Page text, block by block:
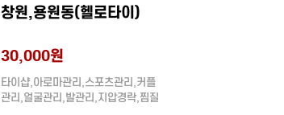
창원,용원동(헬로타이)
30,000원
타이샵,아로마관리,스포츠관리,커플
관리,얼굴관리,발관리,지압경락,찜질